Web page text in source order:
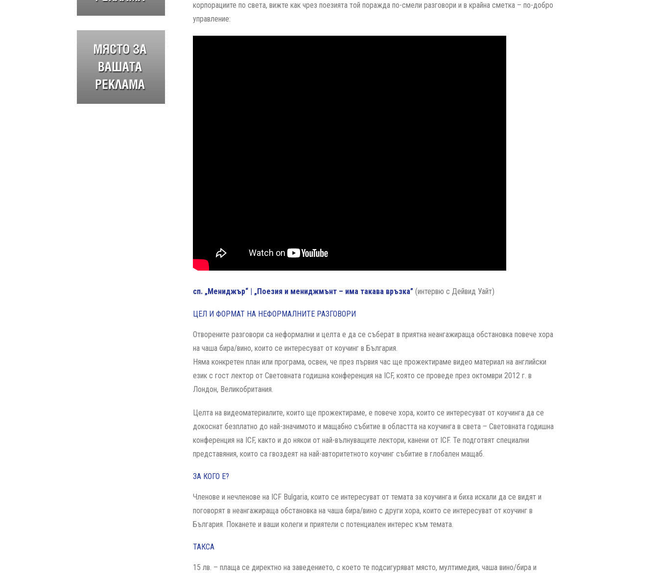
корпорациите по света, вижте как чрез поезията той поражда по-смели разговори и в крайна сметка – по-добро
управление:
сп. „Мениджър“ | „Поезия и мениджмънт – има такава връзка” (интервю с Дейвид Уайт)
ЦЕЛ И ФОРМАТ НА НЕФОРМАЛНИТЕ РАЗГОВОРИ
Отворените разговори са неформални и целта е да се съберат в приятна неангажираща обстановка повече хора
на чаша бира/вино, които се интересуват от коучинг в България.
Няма конкретен план или програма, освен, че през първия час ще прожектираме видео материал на английски
език с гост лектор от Световната годишна конференция на ICF, която се проведе през октомври 2012 г. в
Лондон, Великобритания.
Целта на видеоматериалите, които ще прожектираме, е повече хора, които се интересуват от коучинга да се
докоснат безплатно до най-значимото и мащабно събитие в областта на коучинга в света – Световната годишна
конференция на ICF, както и до някои от най-вълнуващите лектори, канени от ICF. Те подготвят специални
представяния, които са гвоздеят на най-авторитетното коучинг събитие в глобален мащаб.
ЗА КОГО Е?
Членове и нечленове на ICF Bulgaria, които се интересуват от темата за коучинга и биха искали да се видят и
поговорят в неангажираща обстановка на чаша бира/вино с други хора, които се интересуват от коучинг в
България. Поканете и ваши колеги и приятели с потенциален интерес към темата.
ТАКСА
15 лв. – плаща се директно на заведението, с което те подсигуряват място, мултимедия, чаша вино/бира и